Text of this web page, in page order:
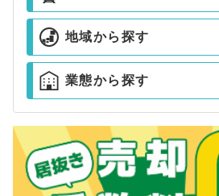
地域から探す
業態から探す